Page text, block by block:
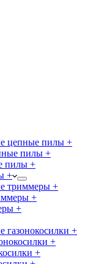
цепные пилы +
пилы +
пилы +
+
триммеры +
+
+
газонокосилки +
+
+